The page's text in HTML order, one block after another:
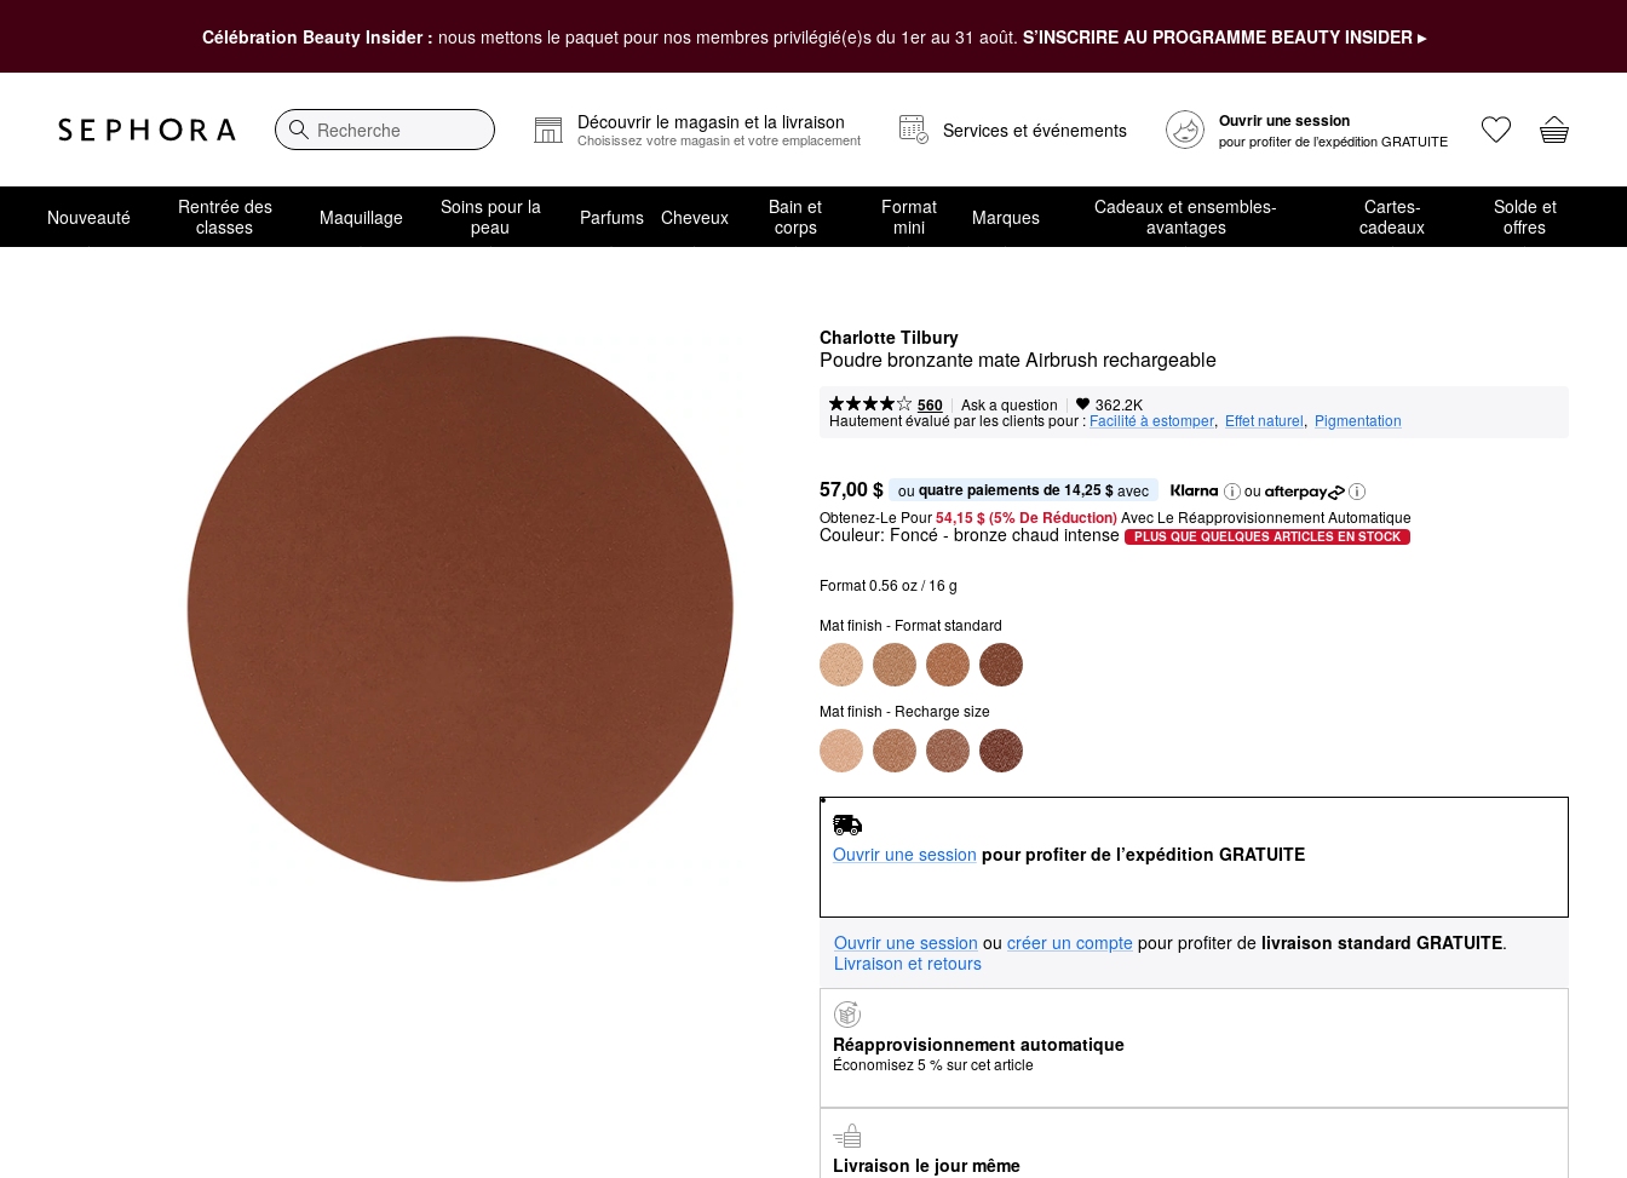
Célébration Beauty Insider : nous mettons le paquet pour nos membres privilégié(e)s du 1er au 31 août. S’INSCRIRE AU PROGRAMME BEAUTY INSIDER ▸
Recherche
Découvrir le magasin et la livraison
Choisissez votre magasin et votre emplacement Services et événements Ouvrir une session
pour profiter de l’expédition GRATUITE
Nouveauté
Rentrée des
classes
Maquillage
Soins pour la
peau
Parfums Cheveux
Bain et
corps
Format
mini
Marques
Cadeaux et ensembles-
avantages
Cartes-
cadeaux
Solde et
offres
Charlotte Tilbury
Poudre bronzante mate Airbrush rechargeable
560 | Ask a question | 362.2K
Hautement évalué par les clients pour : Facilité à estomper, Effet naturel, Pigmentation
57,00 $ ou quatre paiements de 14,25 $ avec
ou
Obtenez-Le Pour54,15 $ (5% De Réduction) Avec Le Réapprovisionnement Automatique
Couleur: Foncé - bronze chaud intense PLUS QUE QUELQUES ARTICLES EN STOCK
Format 0.56 oz / 16 g
Mat finish - Format standard
Mat finish - Recharge size
Ouvrir une session pour profiter de l’expédition GRATUITE
Ouvrir une session ou créer un compte pour profiter de livraison standard GRATUITE.
Livraison et retours
Réapprovisionnement automatique
Économisez 5 % sur cet article
Livraison le jour même